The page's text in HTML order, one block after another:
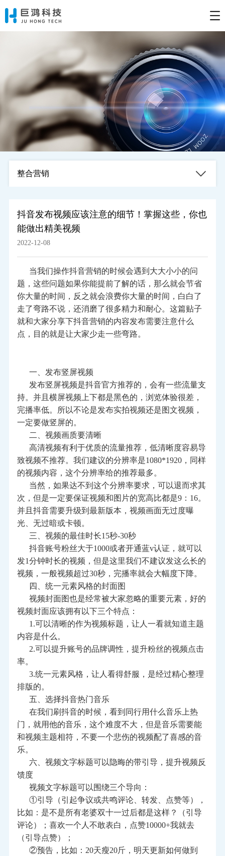
整合营销
抖音发布视频应该注意的细节！掌握这些，你也
能做出精美视频
2022-12-08
当我们操作抖音营销的时候会遇到大大小小的问
题，这些问题如果你能提前了解的话，那么就会节省
你大量的时间，反之就会浪费你大量的时间，白白了
走了弯路不说，还消磨了很多精力和耐心。这篇贴子
就和大家分享下抖音营销的内容发布需要注意什么
点，目的就是让大家少走一些弯路。
一、发布竖屏视频
发布竖屏视频是抖音官方推荐的，会有一些流量支
持。并且横屏视频上下都是黑色的，浏览体验很差，
完播率低。所以不论是发布实拍视频还是图文视频，
一定要做竖屏的。
二、视频画质要清晰
高清视频有利于优质的流量推荐，低清晰度容易导
致视频不推荐。我们建议的分辨率是1080*1920，同样
的视频内容，这个分辨率给的推荐最多。
当然，如果达不到这个分辨率要求，可以退而求其
次，但是一定要保证视频和图片的宽高比都是9：16。
并且抖音需要升级到最新版本，视频画面无过度曝
光、无过暗或卡顿。
三、视频的最佳时长15秒-30秒
抖音账号粉丝大于1000或者开通蓝v认证，就可以
发1分钟时长的视频，但是这里我们不建议发这么长的
视频，一般视频超过30秒，完播率就会大幅度下降。
四、统一元素风格的封面图
视频封面图也是经常被大家忽略的重要元素，好的
视频封面应该拥有以下三个特点：
1.可以清晰的作为视频标题，让人一看就知道主题
内容是什么。
2.可以提升账号的品牌调性，提升粉丝的视频点击
率。
3.统一元素风格，让人看得舒服，是经过精心整理
排版的。
五、选择抖音热门音乐
在我们刷抖音的时候，看到同行用什么音乐上热
门，就用他的音乐，这个难度不大，但是音乐需要能
和视频主题相符，不要一个悲伤的视频配了喜感的音
乐。
六、视频文字标题可以隐晦的带引导，提升视频反
馈度
视频文字标题可以围绕三个导向：
①引导（引起争议或共鸣评论、转发、点赞等），
比如：是不是所有老婆双十一过后都是这样？（引导
评论）；喜欢一个人不敢表白，点赞10000+我就去
（引导点赞）；
②预告，比如：20天瘦20斤，明天更新如何做到